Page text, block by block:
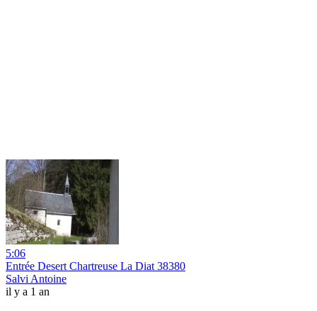
5:06
Entrée Desert Chartreuse La Diat 38380
Salvi Antoine
il y a 1 an